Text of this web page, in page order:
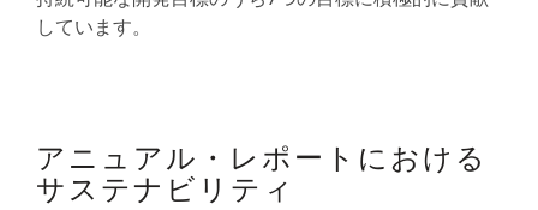
しています。
アニュアル・レポートにおける
サステナビリティ